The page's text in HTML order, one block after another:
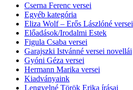
Cserna Ferenc versei
Egyéb kategória
Eliza Wolf – Erős Lászlóné versei
Előadások/Irodalmi Estek
Figula Csaba versei
Garajszki Istvánné versei novellái
Gyóni Géza versei
Hermann Marika versei
Kiadványaink
Lengyelné Török Erika írásai